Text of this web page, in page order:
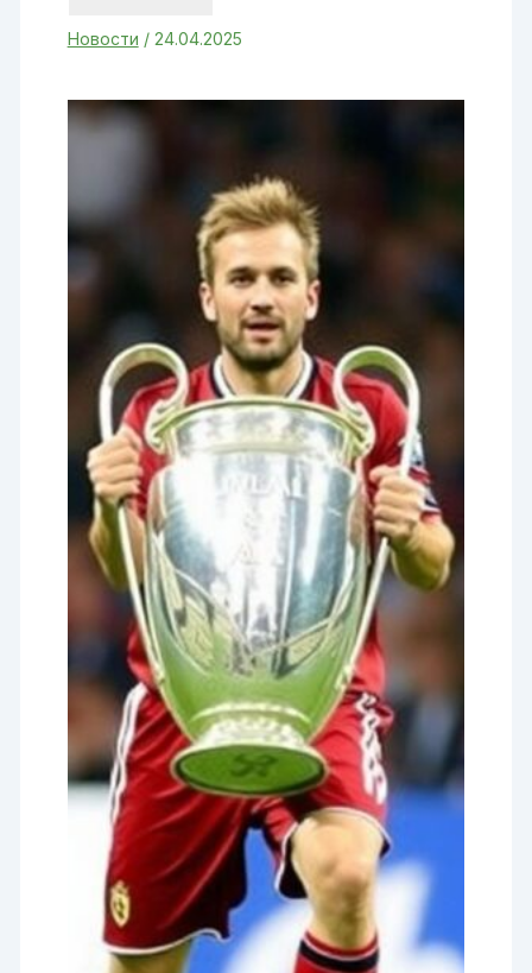
Новости / 24.04.2025